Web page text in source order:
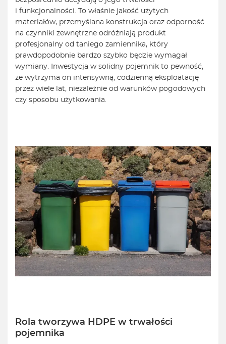
i funkcjonalności. To właśnie jakość użytych
materiałów, przemyślana konstrukcja oraz odporność
na czynniki zewnętrzne odróżniają produkt
profesjonalny od taniego zamiennika, który
prawdopodobnie bardzo szybko będzie wymagał
wymiany. Inwestycja w solidny pojemnik to pewność,
że wytrzyma on intensywną, codzienną eksploatację
przez wiele lat, niezależnie od warunków pogodowych
czy sposobu użytkowania.
Rola tworzywa HDPE w trwałości
pojemnika